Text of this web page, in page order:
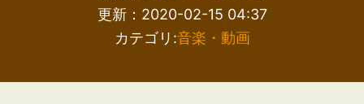
更新：2020-02-15 04:37
カテゴリ:音楽・動画